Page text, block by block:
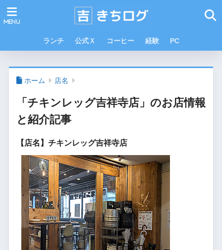
ランチ 公式Ｘ コーヒー 経験 PC
ホーム 店名
「チキンレッグ吉祥寺店」のお店情報
と紹介記事
【店名】チキンレッグ吉祥寺店